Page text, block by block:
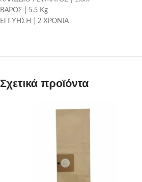
ΒΑΡΟΣ | 5.5 Kg
ΕΓΓΥΗΣΗ | 2 ΧΡΟΝIA
Σχετικά προϊόντα